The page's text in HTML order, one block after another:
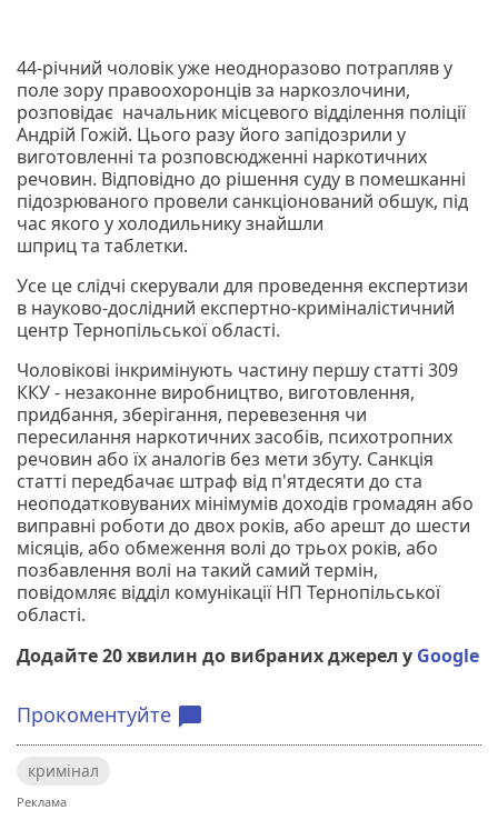
44-річний чоловік уже неодноразово потрапляв у
поле зору правоохоронців за наркозлочини,
розповідає начальник місцевого відділення поліції
Андрій Гожій. Цього разу його запідозрили у
виготовленні та розповсюдженні наркотичних
речовин. Відповідно до рішення суду в помешканні
підозрюваного провели санкціонований обшук, під
час якого у холодильнику знайшли
шприц та таблетки.
Усе це слідчі скерували для проведення експертизи
в науково-дослідний експертно-криміналістичний
центр Тернопільської області.
Чоловікові інкримінують частину першу статті 309
ККУ - незаконне виробництво, виготовлення,
придбання, зберігання, перевезення чи
пересилання наркотичних засобів, психотропних
речовин або їх аналогів без мети збуту. Санкція
статті передбачає штраф від п'ятдесяти до ста
неоподатковуваних мінімумів доходів громадян або
виправні роботи до двох років, або арешт до шести
місяців, або обмеження волі до трьох років, або
позбавлення волі на такий самий термін,
повідомляє відділ комунікації НП Тернопільської
області.
Додайте 20 хвилин до вибраних джерел у Google
Прокоментуйте chat_bubble
кримінал